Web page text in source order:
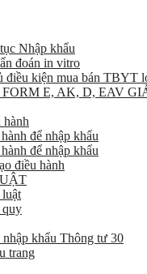
Nhập khẩu
đoán in vitro
điều kiện mua bán TBYT
E, AK, D, EAV
để nhập khẩu
để nhập khẩu
điều hành
quy
khẩu Thông tư 30
trang